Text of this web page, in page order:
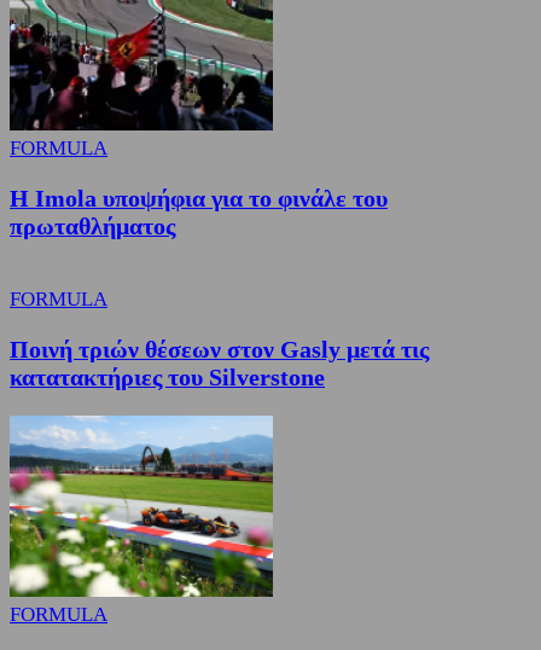
FORMULA
Η Imola υποψήφια για το φινάλε του
πρωταθλήματος
FORMULA
Ποινή τριών θέσεων στον Gasly μετά τις
κατατακτήριες του Silverstone
FORMULA